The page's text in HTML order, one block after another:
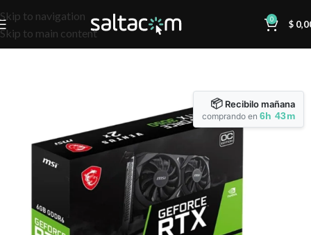
Skip to navigation
Skip to main content
0 $
📦 Recibilo mañana
comprando en6h 43m